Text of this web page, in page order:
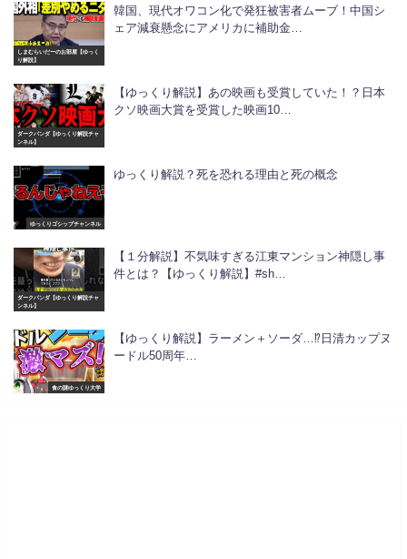
しまむらいだーのお部屋【ゆっく
り解説】
韓国、現代オワコン化で発狂被害者ムーブ！中国シ
ェア減衰懸念にアメリカに補助金…
ダークパンダ【ゆっくり解説チャ
ンネル】
【ゆっくり解説】あの映画も受賞していた！？日本
クソ映画大賞を受賞した映画10…
ゆっくりゴシップチャンネル
ゆっくり解説？死を恐れる理由と死の概念
ダークパンダ【ゆっくり解説チャ
ンネル】
【１分解説】不気味すぎる江東マンション神隠し事
件とは？【ゆっくり解説】#sh…
食の謎ゆっくり大学
【ゆっくり解説】ラーメン＋ソーダ…⁉日清カップヌ
ードル50周年…